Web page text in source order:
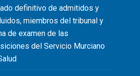
definitivo de admitidos y
miembros del tribunal y
de examen de las
del Servicio Murciano